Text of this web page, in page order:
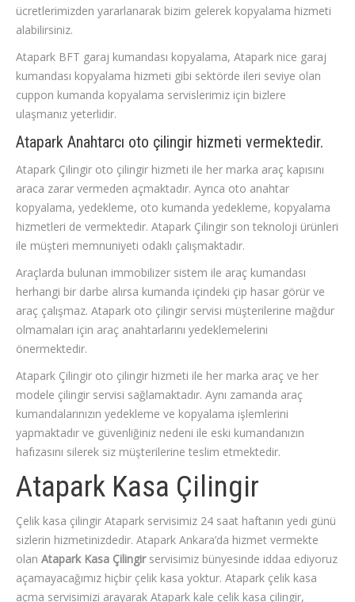
ücretlerimizden yararlanarak bizim gelerek kopyalama hizmeti
alabilirsiniz.
Atapark BFT garaj kumandası kopyalama, Atapark nice garaj
kumandası kopyalama hizmeti gibi sektörde ileri seviye olan
cuppon kumanda kopyalama servislerimiz için bizlere
ulaşmanız yeterlidir.
Atapark Anahtarcı oto çilingir hizmeti vermektedir.
Atapark Çilingir oto çilingir hizmeti ile her marka araç kapısını
araca zarar vermeden açmaktadır. Ayrıca oto anahtar
kopyalama, yedekleme, oto kumanda yedekleme, kopyalama
hizmetleri de vermektedir. Atapark Çilingir son teknoloji ürünleri
ile müşteri memnuniyeti odaklı çalışmaktadır.
Araçlarda bulunan immobilizer sistem ile araç kumandası
herhangi bir darbe alırsa kumanda içindeki çip hasar görür ve
araç çalışmaz. Atapark oto çilingir servisi müşterilerine mağdur
olmamaları için araç anahtarlarını yedeklemelerini
önermektedir.
Atapark Çilingir oto çilingir hizmeti ile her marka araç ve her
modele çilingir servisi sağlamaktadır. Aynı zamanda araç
kumandalarınızın yedekleme ve kopyalama işlemlerini
yapmaktadır ve güvenliğiniz nedeni ile eski kumandanızın
hafızasını silerek siz müşterilerine teslim etmektedir.
Atapark Kasa Çilingir
Çelik kasa çilingir Atapark servisimiz 24 saat haftanın yedi günü
sizlerin hizmetinizdedir. Atapark Ankara’da hizmet vermekte
olan Atapark Kasa Çilingirservisimiz bünyesinde iddaa ediyoruz
açamayacağımız hiçbir çelik kasa yoktur. Atapark çelik kasa
açma servisimizi arayarak Atapark kale çelik kasa çilingir,